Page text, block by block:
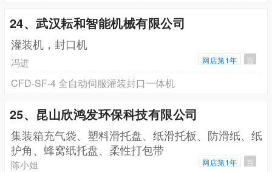
24、武汉耘和智能机械有限公司
灌装机，封口机
冯进 网店第1年 百
CFD-SF-4 全自动伺服灌装封口一体机
25、昆山欣鸿发环保科技有限公司
集装箱充气袋、塑料滑托盘、纸滑托板、防滑纸、纸
护角、蜂窝纸托盘、柔性打包带
陈小姐 网店第1年 百